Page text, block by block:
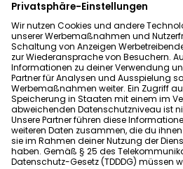
Datenschutz
Allgemeine
Barrierefreiheit